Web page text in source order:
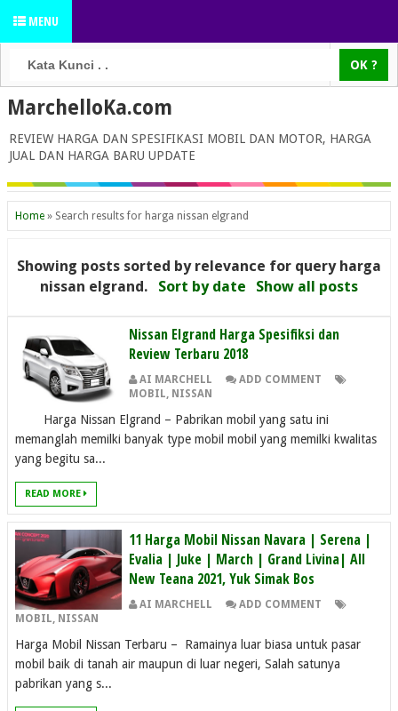
MENU
MarchelloKa.com
REVIEW HARGA DAN SPESIFIKASI MOBIL DAN MOTOR, HARGA
JUAL DAN HARGA BARU UPDATE
Home » Search results for harga nissan elgrand
Showing posts sorted by relevance for query harga
nissan elgrand. Sort by date Show all posts
Nissan Elgrand Harga Spesifiksi dan
Review Terbaru 2018
AI MARCHELL
ADD COMMENT
MOBIL, NISSAN
Harga Nissan Elgrand – Pabrikan mobil yang satu ini
memanglah memilki banyak type mobil mobil yang memilki kwalitas
yang begitu sa...
READ MORE
11 Harga Mobil Nissan Navara | Serena |
Evalia | Juke | March | Grand Livina| All
New Teana 2021, Yuk Simak Bos
AI MARCHELL
ADD COMMENT
MOBIL NISSAN
Harga Mobil Nissan Terbaru – Ramainya luar biasa untuk pasar
mobil baik di tanah air maupun di luar negeri, Salah satunya
pabrikan yang s...